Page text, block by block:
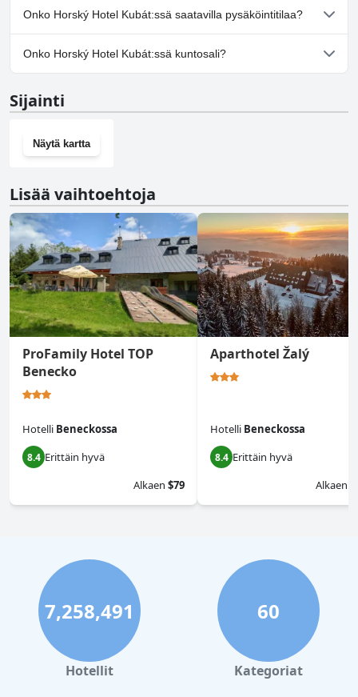
Ei, Horský Hotel Kubát ei salli koiria.
Onko Horský Hotel Kubát:ssä saatavilla pysäköintitilaa?
Kyllä, Horský Hotel Kubát tarjoaa pysäköintimahdollisuuden.
Onko Horský Hotel Kubát:ssä kuntosali?
Sijainti
Näytä kartta
Lisää vaihtoehtoja
ProFamily Hotel TOP
Benecko
Hotelli Beneckossa
8.4 Erittäin hyvä
Alkaen $79
Aparthotel Žalý
Hotelli Beneckossa
8.4 Erittäin hyvä
Alkaen
7,258,491
Hotellit
60
Kategoriat